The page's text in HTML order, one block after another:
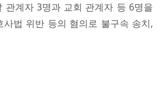
관계자 3명과 교회 관계자 등 6명을
법 위반 등의 혐의로 불구속 송치,